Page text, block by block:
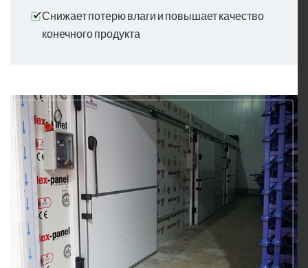
Снижает потерю влаги и повышает качество
конечного продукта